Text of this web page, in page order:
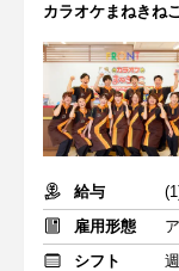
カラオケまねきね
給与
雇用形態
シフト